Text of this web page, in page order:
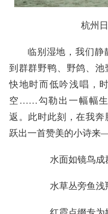
杭州
临别湿地，我们静
到群群野鸭、野鸽、
快地时而低吟浅唱，
空……勾勒出一幅幅
返。此时此刻，在我
跃出一首赞美的小诗
水面如镜鸟成
水草丛旁鱼浅